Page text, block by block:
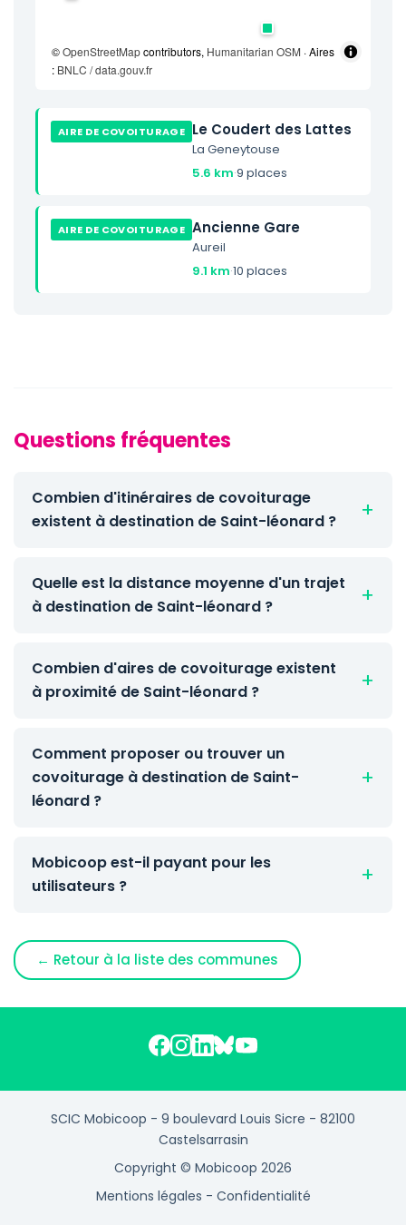
©OpenStreetMapcontributors, Humanitarian OSM · Aires
: BNLC / data.gouv.fr
AIRE DE COVOITURAGE Le Coudert des Lattes
La Geneytouse
5.6 km·9 places
AIRE DE COVOITURAGE Ancienne Gare
Aureil
9.1 km·10 places
Questions fréquentes
Combien d'itinéraires de covoiturage
existent à destination de Saint-léonard ?
Quelle est la distance moyenne d'un trajet
à destination de Saint-léonard ?
Combien d'aires de covoiturage existent
à proximité de Saint-léonard ?
Comment proposer ou trouver un
covoiturage à destination de Saint-
léonard ?
Mobicoop est-il payant pour les
utilisateurs ?
← Retour à la liste des communes
SCIC Mobicoop - 9 boulevard Louis Sicre - 82100
Castelsarrasin
Copyright © Mobicoop 2026
Mentions légales - Confidentialité